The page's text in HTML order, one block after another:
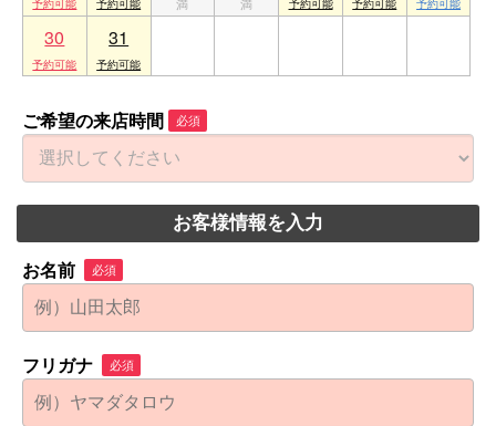
30 31
ご希望の来店時間 必須
お客様情報を入力
お名前 必須
フリガナ 必須